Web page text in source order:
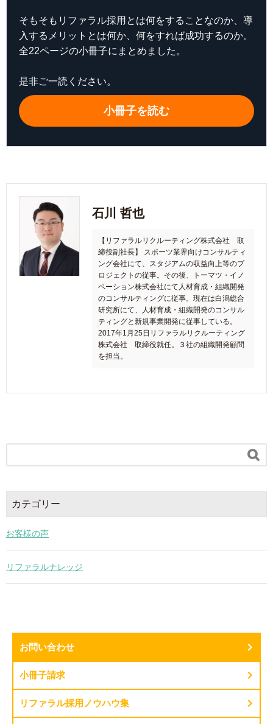
そもそもリファラル採用とは何をすることなのか、導
入するメリットとは何か、何をすれば成功するのか。
全22ページの小冊子にまとめました。
是非ご一読ください。
小冊子を読む
石川 哲也
【リファラルリクルーティング株式会社 取
締役副社長】 スポーツ業界向けコンサルティ
ング会社にて、スタジアムの収益向上等のプ
ロジェクトの従事。その後、トーマツ・イノ
ベーション株式会社にて人材育成・組織開発
のコンサルティングに従事。現在は白潟総合
研究所にて、人材育成・組織開発のコンサル
ティングと新規事業開発に従事している。
2017年1月25日リファラルリクルーティング
株式会社 取締役就任。３社の組織開発顧問
を担当。

カテゴリー
お客様の声
リファラルナレッジ
お問い合わせ
小冊子請求
リファラル採用ノウハウ集